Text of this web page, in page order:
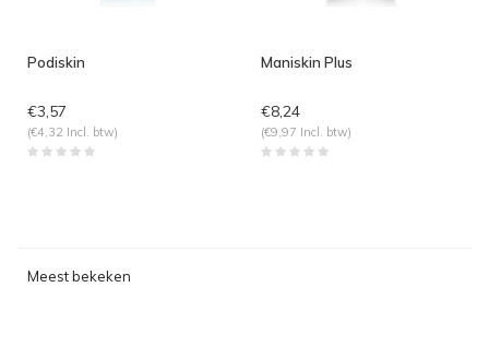
Podiskin
€3,57
(€4,32 Incl. btw)
Maniskin Plus
€8,24
(€9,97 Incl. btw)
Meest bekeken